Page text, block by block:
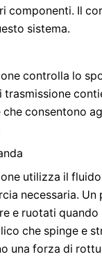
componenti. Il
sistema.
controlla lo
consentono
utilizza il
necessaria.
e ruotati quando
che spinge e
una forza di